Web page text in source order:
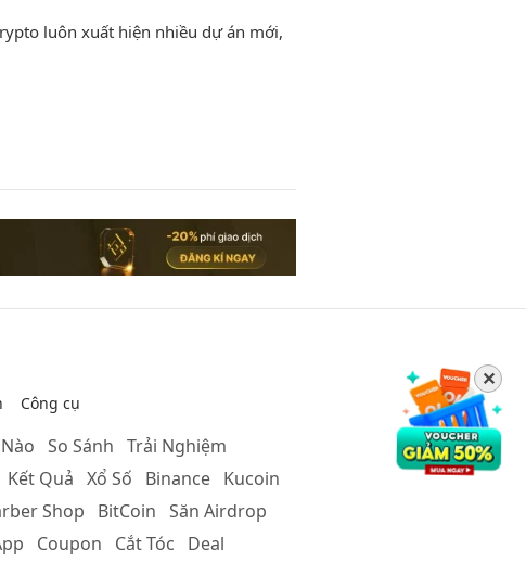
luôn xuất hiện nhiều dự án mới,
Công cụ
So Sánh Trải Nghiệm
Kết Quả Xổ Số Binance Kucoin
Shop BitCoin Săn Airdrop
Coupon Cắt Tóc
Deal
✕